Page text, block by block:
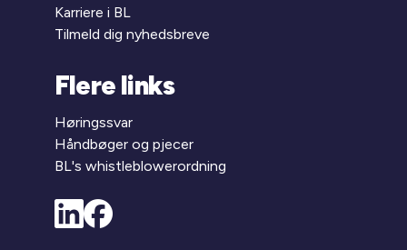
Karriere i BL
Tilmeld dig nyhedsbreve
Flere links
Høringssvar
Håndbøger og pjecer
BL's whistleblowerordning